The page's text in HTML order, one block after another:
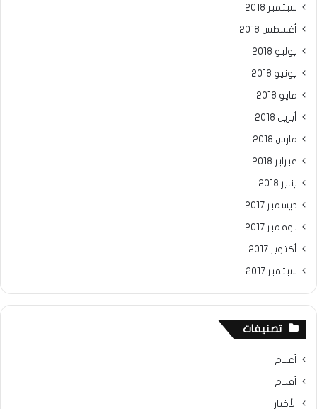
سبتمبر 2018
أغسطس 2018
يوليو 2018
يونيو 2018
مايو 2018
أبريل 2018
مارس 2018
فبراير 2018
يناير 2018
ديسمبر 2017
نوفمبر 2017
أكتوبر 2017
سبتمبر 2017
تصنيفات
أعلام
أقلام
الأخبار